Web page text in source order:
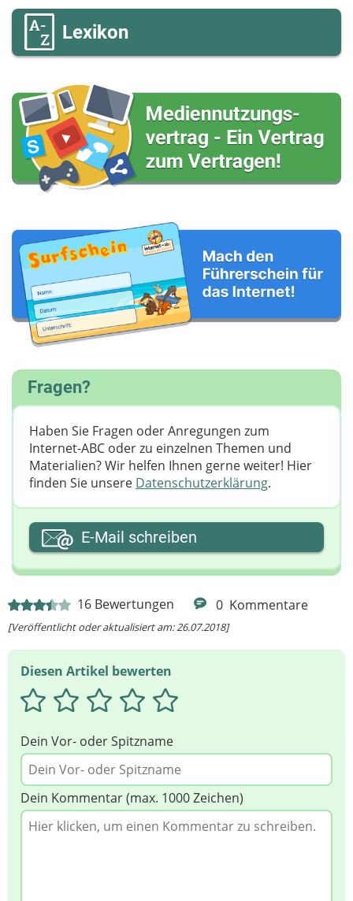
16 Bewertungen 0 Kommentare
[Veröffentlicht oder aktualisiert am: 26.07.2018]
Diesen Artikel bewerten
Dein Vor- oder Spitzname
Dein Kommentar (max. 1000 Zeichen)
Lexikon
Fragen?
Haben Sie Fragen oder Anregungen zum
Internet-ABC oder zu einzelnen Themen und
Materialien? Wir helfen Ihnen gerne weiter! ​Hier
finden Sie unsere Datenschutzerklärung.
Ihre E-Mail-Adresse
Ihre Nachricht
E-Mail schreiben